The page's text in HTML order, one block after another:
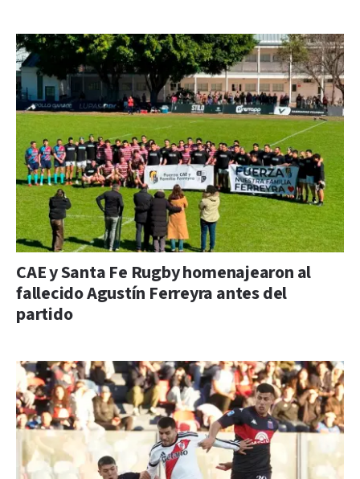
CAE y Santa Fe Rugby homenajearon al
fallecido Agustín Ferreyra antes del
partido